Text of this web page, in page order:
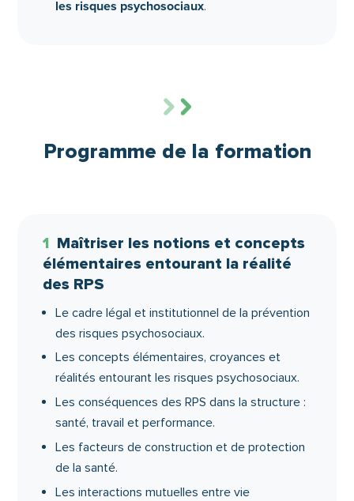
les risques psychosociaux.
Programme de la formation
1 Maîtriser les notions et concepts
élémentaires entourant la réalité
des RPS
Le cadre légal et institutionnel de la prévention
des risques psychosociaux.
Les concepts élémentaires, croyances et
réalités entourant les risques psychosociaux.
Les conséquences des RPS dans la structure :
santé, travail et performance.
Les facteurs de construction et de protection
de la santé.
Les interactions mutuelles entre vie